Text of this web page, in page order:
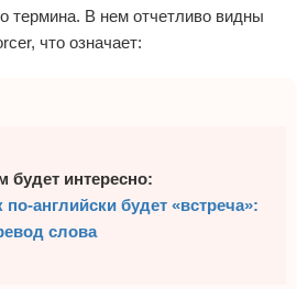
термина. В нем отчетливо видны
что означает:
будет интересно:
по-английски будет «встреча»:
слова